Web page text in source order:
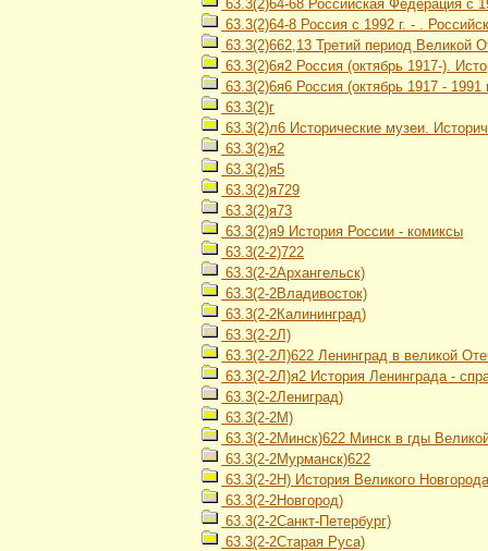
63.3(2)64-68 Российская Федерация с
63.3(2)64-8 Россия с 1992 г. - .
63.3(2)662,13 Третий период Великой
63.3(2)6я2 Россия (октябрь 1917-).
63.3(2)6я6 Россия (октябрь 1917 -
63.3(2)г
63.3(2)л6 Исторические музеи.
63.3(2)я2
63.3(2)я5
63.3(2)я729
63.3(2)я73
63.3(2)я9 История России - комиксы
63.3(2-2)722
63.3(2-2Архангельск)
63.3(2-2Владивосток)
63.3(2-2Калининград)
63.3(2-2Л)
63.3(2-2Л)622 Ленинград в великой
63.3(2-2Л)я2 История Ленинграда -
63.3(2-2Лениград)
63.3(2-2М)
63.3(2-2Минск)622 Минск в гды
63.3(2-2Мурманск)622
63.3(2-2Н) История Великого
63.3(2-2Новгород)
63.3(2-2Санкт-Петербург)
63.3(2-2Старая Руса)